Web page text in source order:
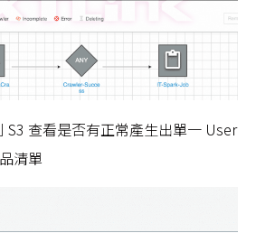
S3 查看是否有正常產生出單一 User
清單